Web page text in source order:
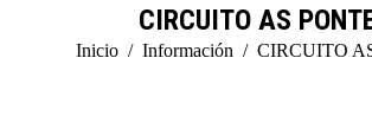
CIRCUITO AS
Estás aquí:
Inicio Información CIRCUITO